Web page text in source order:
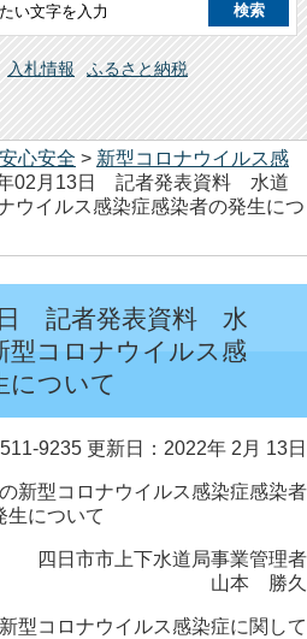
入札情報
ふるさと納税
安心安全 > 新型コロナウイルス感
02月13日 記者発表資料 水道
ウイルス感染症感染者の発生につ
日 記者発表資料 水
型コロナウイルス感
について
9235 更新日：2022年 2月 13日
新型コロナウイルス感染症感染者
生について
四日市市上下水道局事業管理者
山本 勝久
型コロナウイルス感染症に関して